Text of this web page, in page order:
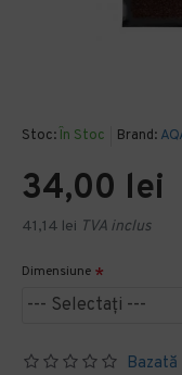
Stoc: În Stoc Brand:
34,00 lei
41,14 lei TVA inclus
Dimensiune